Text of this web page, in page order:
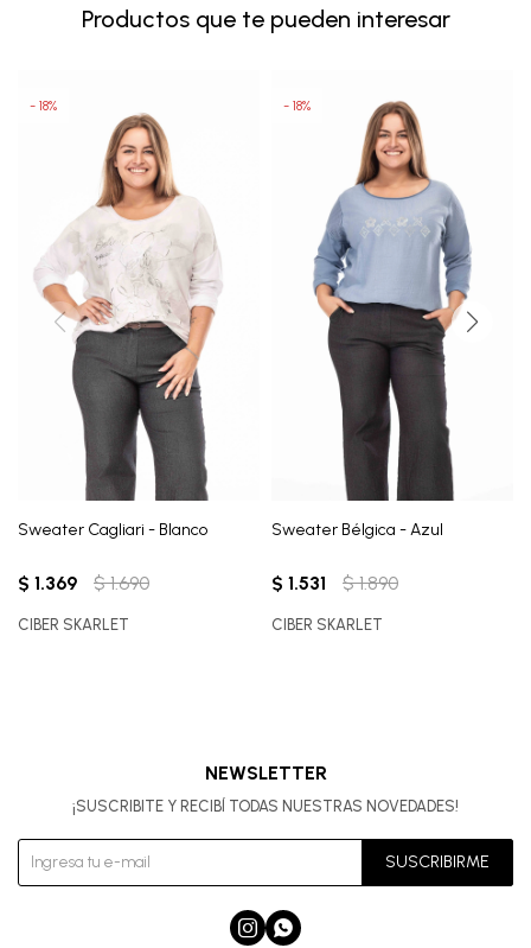
Productos que te pueden interesar
Sweater Cagliari - Blanco
$ 1.369 $ 1.690
18
CIBER SKARLET
Sweater Bélgica - Azul
$ 1.531 $ 1.890
18
CIBER SKARLET
NEWSLETTER
¡SUSCRIBITE Y RECIBÍ TODAS NUESTRAS NOVEDADES!
SUSCRIBIRME
 